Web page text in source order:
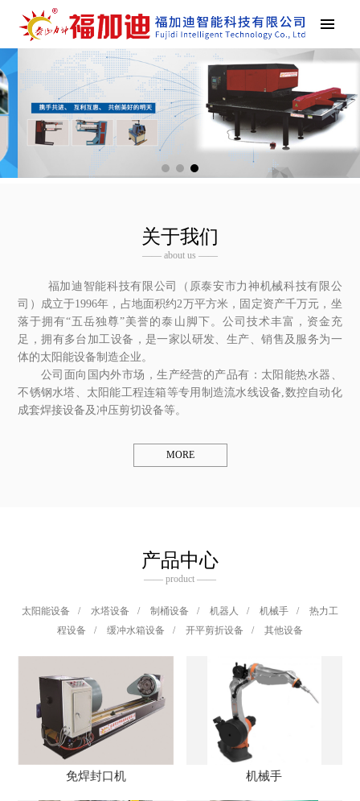
关于我们
—— about us ——
福加迪智能科技有限公司（原泰安市力神机械科技有限公
司）成立于1996年，占地面积约2万平方米，固定资产千万元，坐
落于拥有“五岳独尊”美誉的泰山脚下。公司技术丰富，资金充
足，拥有多台加工设备，是一家以研发、生产、销售及服务为一
体的太阳能设备制造企业。
公司面向国内外市场，生产经营的产品有：太阳能热水器、
不锈钢水塔、太阳能工程连箱等专用制造流水线设备,数控自动化
成套焊接设备及冲压剪切设备等。
MORE
产品中心
—— product ——
太阳能设备 / 水塔设备 / 制桶设备 / 机器人 / 机械手 /
热力工
程设备
/ 缓冲水箱设备 / 开平剪折设备 / 其他设备
免焊封口机 机械手